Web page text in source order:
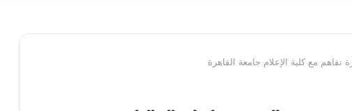
تفاهم مع كلية الإعلام جامعة القاهرة